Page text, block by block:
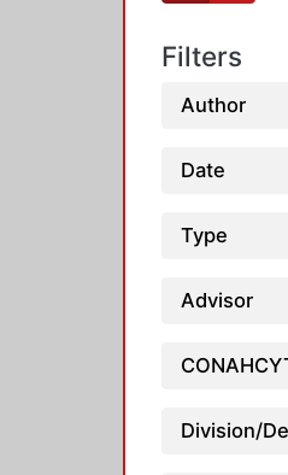
Filters
Author
Date
Type
Advisor
Division/